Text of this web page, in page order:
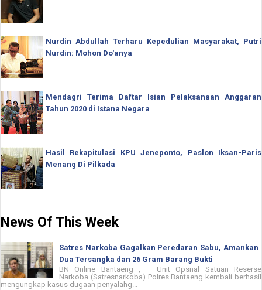
Nurdin Abdullah Terharu Kepedulian Masyarakat, Putri
Nurdin: Mohon Do'anya
Mendagri Terima Daftar Isian Pelaksanaan Anggaran
Tahun 2020 di Istana Negara
Hasil Rekapitulasi KPU Jeneponto, Paslon Iksan-Paris
Menang Di Pilkada
News Of This Week
Satres Narkoba Gagalkan Peredaran Sabu, Amankan
Dua Tersangka dan 26 Gram Barang Bukti
BN Online Bantaeng , – Unit Opsnal Satuan Reserse
Narkoba (Satresnarkoba) Polres Bantaeng kembali berhasil
mengungkap kasus dugaan penyalahg...